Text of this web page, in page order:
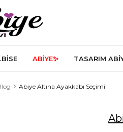
ABİYE✨ TASARIM
Abiye Altına Ayakkabı Seçimi